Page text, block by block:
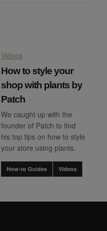
Videos
How to style your
shop with plants by
Patch
We caught up with the
founder of Patch to find
his top tips on how to style
your store using plants.
How-to Guides Videos